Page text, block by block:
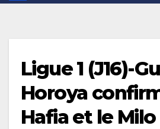
Ligue 1 (J16)-
Horoya
Hafia et le